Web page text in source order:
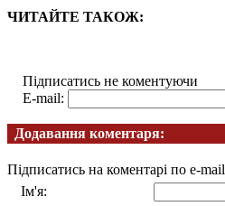
ЧИТАЙТЕ ТАКОЖ:
Підписатись не коментуючи
E-mail:
Додавання коментаря:
Підписатись на коментарі по e-mail
Ім'я: